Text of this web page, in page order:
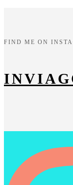
FIND ME ON